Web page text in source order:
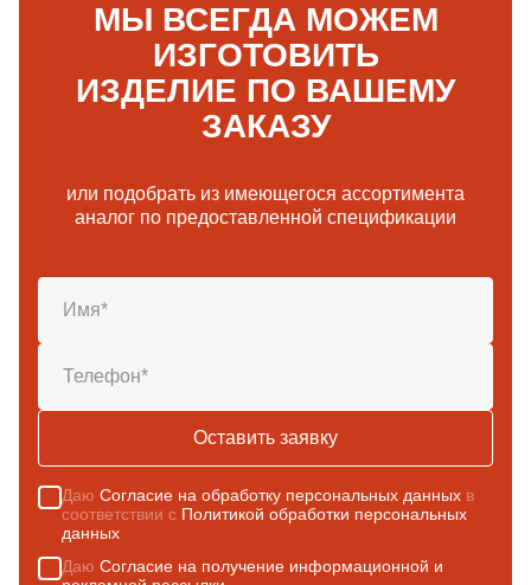
МЫ ВСЕГДА МОЖЕМ
ИЗГОТОВИТЬ
ИЗДЕЛИЕ ПО ВАШЕМУ
ЗАКАЗУ
или подобрать из имеющегося ассортимента
аналог по предоставленной спецификации
Оставить заявку
Даю Согласие на обработку персональных данных в
соответствии с Политикой обработки персональных
данных
Даю Согласие на получение информационной и